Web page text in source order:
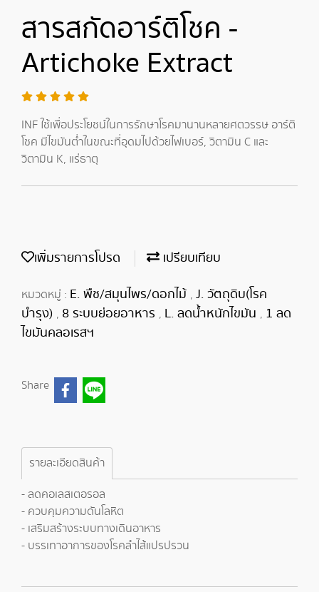
สารสกัดอาร์ติโชค -
Artichoke Extract
INF ใช้เพื่อประโยชน์ในการรักษาโรคมานานหลายศตวรรษ อาร์ติ
โชค มีไขมันต่ำในขณะที่อุดมไปด้วยไฟเบอร์, วิตามิน C และ
วิตามิน K, แร่ธาตุ
เพิ่มรายการโปรด เปรียบเทียบ
หมวดหมู่ : E. พืช/สมุนไพร/ดอกไม้ , J. วัตถุดิบ(โรค
บำรุง) , 8 ระบบย่อยอาหาร , L. ลดน้ำหนักไขมัน , 1 ลด
ไขมันคลอเรสฯ
Share
รายละเอียดสินค้า
- ลดคอเลสเตอรอล
- ควบคุมความดันโลหิต
- เสริมสร้างระบบทางเดินอาหาร
- บรรเทาอาการของโรคลำไส้แปรปรวน